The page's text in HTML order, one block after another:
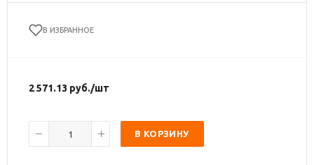
В ИЗБРАННОЕ
2 571.13 руб./шт
В КОРЗИНУ